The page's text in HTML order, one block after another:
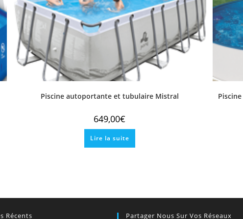
Piscine autoportante et tubulaire Mistral
649,00€
Lire la suite
Récents Partager Nous Sur Vos Réseaux